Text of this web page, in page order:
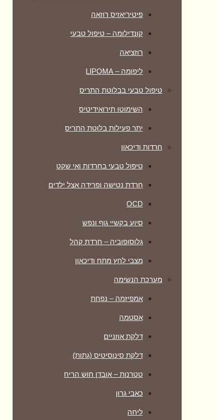
פיטיריאזיס רוזאה
קונדילומה – טיפול טבעי
רוזציאה
ליפומה – LIPOMA
טיפול טבעי בבלוטת התריס
השימוטו תירואידיטיס
יתר פעילות בלוטת התריס
חרדות ודיכאון
טיפול טבעי בחרדות ואי שקט
חרדת נטישה ופרידה אצל ילדים
OCD
סיוע בקשיי גוף ונפש
גלוסופוביה – חרדת קהל
מצבי לחץ מתח ודיכאון
מערכת הנשימה
אמפיזמה – נפחת
אסטמה
דלקת אוזניים
דלקת סינוסיטיס (גתות)
טטרנות – אובדן חוש הריח
כאבי גרון
ליחה